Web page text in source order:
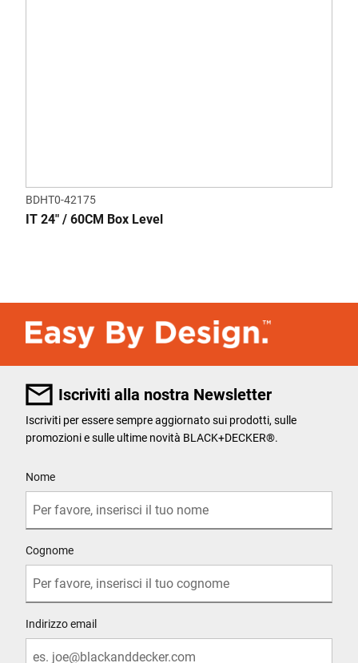
BDHT0-42175
IT 24" / 60CM Box Level
Iscriviti alla nostra Newsletter
Iscriviti per essere sempre aggiornato sui prodotti, sulle
promozioni e sulle ultime novità BLACK+DECKER®.
Nome
Cognome
Indirizzo email